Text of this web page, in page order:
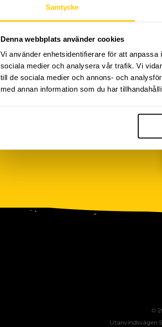
Samtycke
Denna webbplats använder cookies
Vi använder enhetsidentifierare för att
sociala medier och analysera vår trafik. Vi
till de sociala medier och annons- och
med annan information som du har
FÖLJ
©
Utanvindsvägen